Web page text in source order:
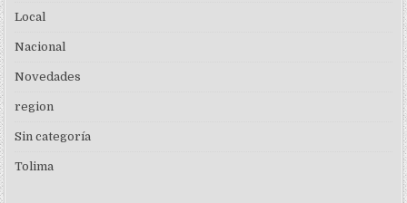
Local
Nacional
Novedades
region
Sin categoría
Tolima